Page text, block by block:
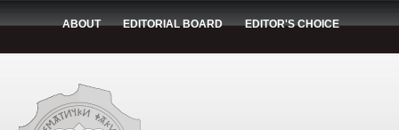
ABOUT EDITORIAL BOARD EDITOR'S CHOICE